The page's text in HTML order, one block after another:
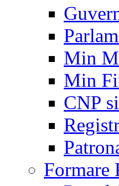
Min
Min
CNP
Formare